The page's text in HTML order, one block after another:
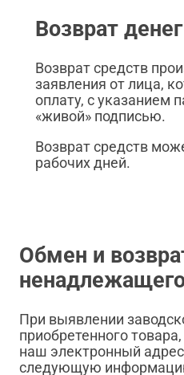
Возврат денег
Возврат средств
заявления от лица,
оплату, с указанием
«живой» подписью.
Возврат средств
рабочих дней.
Обмен и
При выявлении
приобретенного
наш электронный
следующую